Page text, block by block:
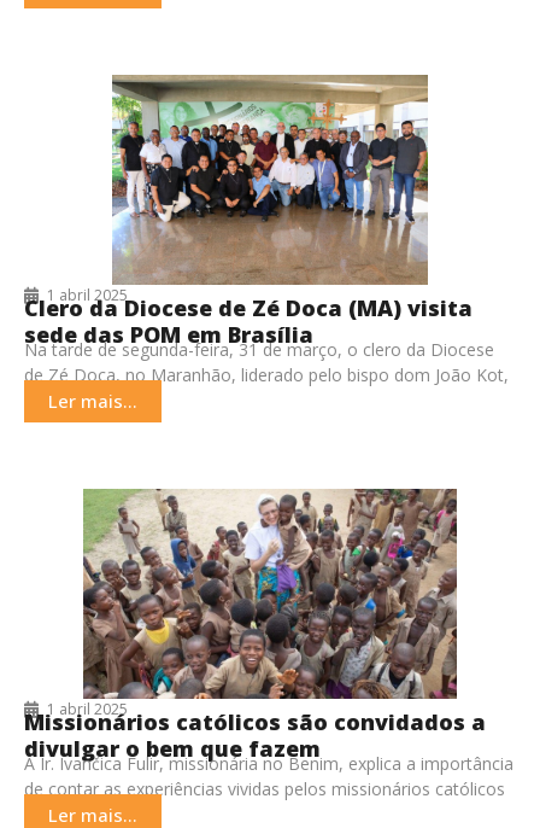
1 abril 2025
Clero da Diocese de Zé Doca (MA) visita
sede das POM em Brasília
Na tarde de segunda-feira, 31 de março, o clero da Diocese
de Zé Doca, no Maranhão, liderado pelo bispo dom João Kot,
visitou a
Ler mais...
1 abril 2025
Missionários católicos são convidados a
divulgar o bem que fazem
A Ir. Ivančica Fulir, missionária no Benim, explica a importância
de contar as experiências vividas pelos missionários católicos
que servem em todo o mundo.
Ler mais...